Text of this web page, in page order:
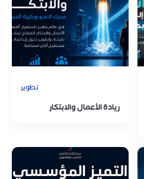
تطوير
ريادة الأعمال والابتكار